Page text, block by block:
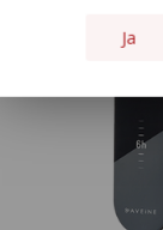
Ja